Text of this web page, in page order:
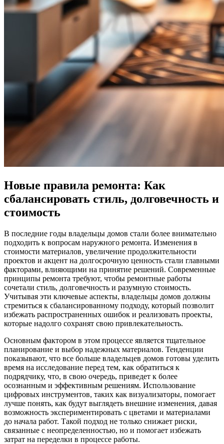
Новые правила ремонта: Как
сбалансировать стиль, долговечность и
стоимость
В последние годы владельцы домов стали более внимательно
подходить к вопросам наружного ремонта. Изменения в
стоимости материалов, увеличение продолжительности
проектов и акцент на долгосрочную ценность стали главными
факторами, влияющими на принятие решений. Современные
принципы ремонта требуют, чтобы ремонтные работы
сочетали стиль, долговечность и разумную стоимость.
Учитывая эти ключевые аспекты, владельцы домов должны
стремиться к сбалансированному подходу, который позволит
избежать распространенных ошибок и реализовать проекты,
которые надолго сохранят свою привлекательность.
Основным фактором в этом процессе является тщательное
планирование и выбор надежных материалов. Тенденции
показывают, что все больше владельцев домов готовы уделить
время на исследование перед тем, как обратиться к
подрядчику, что, в свою очередь, приведет к более
осознанным и эффективным решениям. Использование
цифровых инструментов, таких как визуализаторы, помогает
лучше понять, как будут выглядеть внешние изменения, давая
возможность экспериментировать с цветами и материалами
до начала работ. Такой подход не только снижает риски,
связанные с неопределенностью, но и помогает избежать
затрат на переделки в процессе работы.